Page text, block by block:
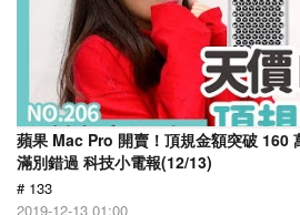
蘋果 Mac Pro 開賣！頂規金額突破 160
滿別錯過 科技小電報(12/13)
# 133
2019-12-13 01:00